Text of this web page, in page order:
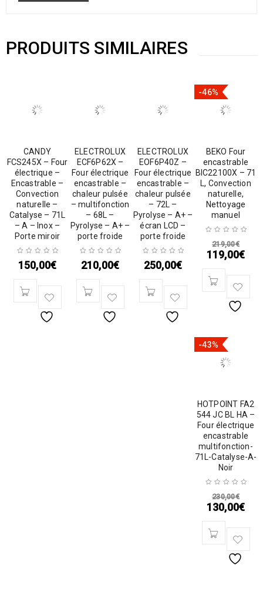
PRODUITS SIMILAIRES
CANDY
FCS245X – Four
électrique –
Encastrable –
Convection
naturelle –
Catalyse – 71L
– A – Inox –
Porte miroir
150,00€
ELECTROLUX
ECF6P62X –
Four électrique
encastrable –
chaleur pulsée
– multifonction
– 68L –
Pyrolyse – A+ –
porte froide
210,00€
ELECTROLUX
EOF6P40Z –
Four électrique
encastrable –
chaleur pulsée
– 72L –
Pyrolyse – A+ –
écran LCD –
porte froide
250,00€
-46%
BEKO Four
encastrable
BIC22100X – 71
L, Convection
naturelle,
Nettoyage
manuel
219,00€
119,00€
-43%
HOTPOINT FA2
544 JC BL HA –
Four électrique
encastrable
multifonction-
71L-Catalyse-A-
Noir
230,00€
130,00€